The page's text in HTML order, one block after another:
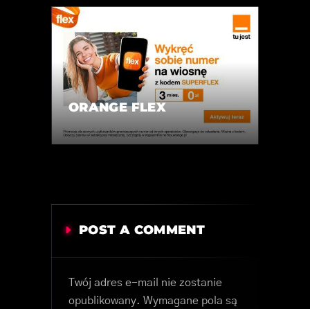
ORANGE FLEX
POST A COMMENT
Twój adres e-mail nie zostanie
opublikowany. Wymagane pola są